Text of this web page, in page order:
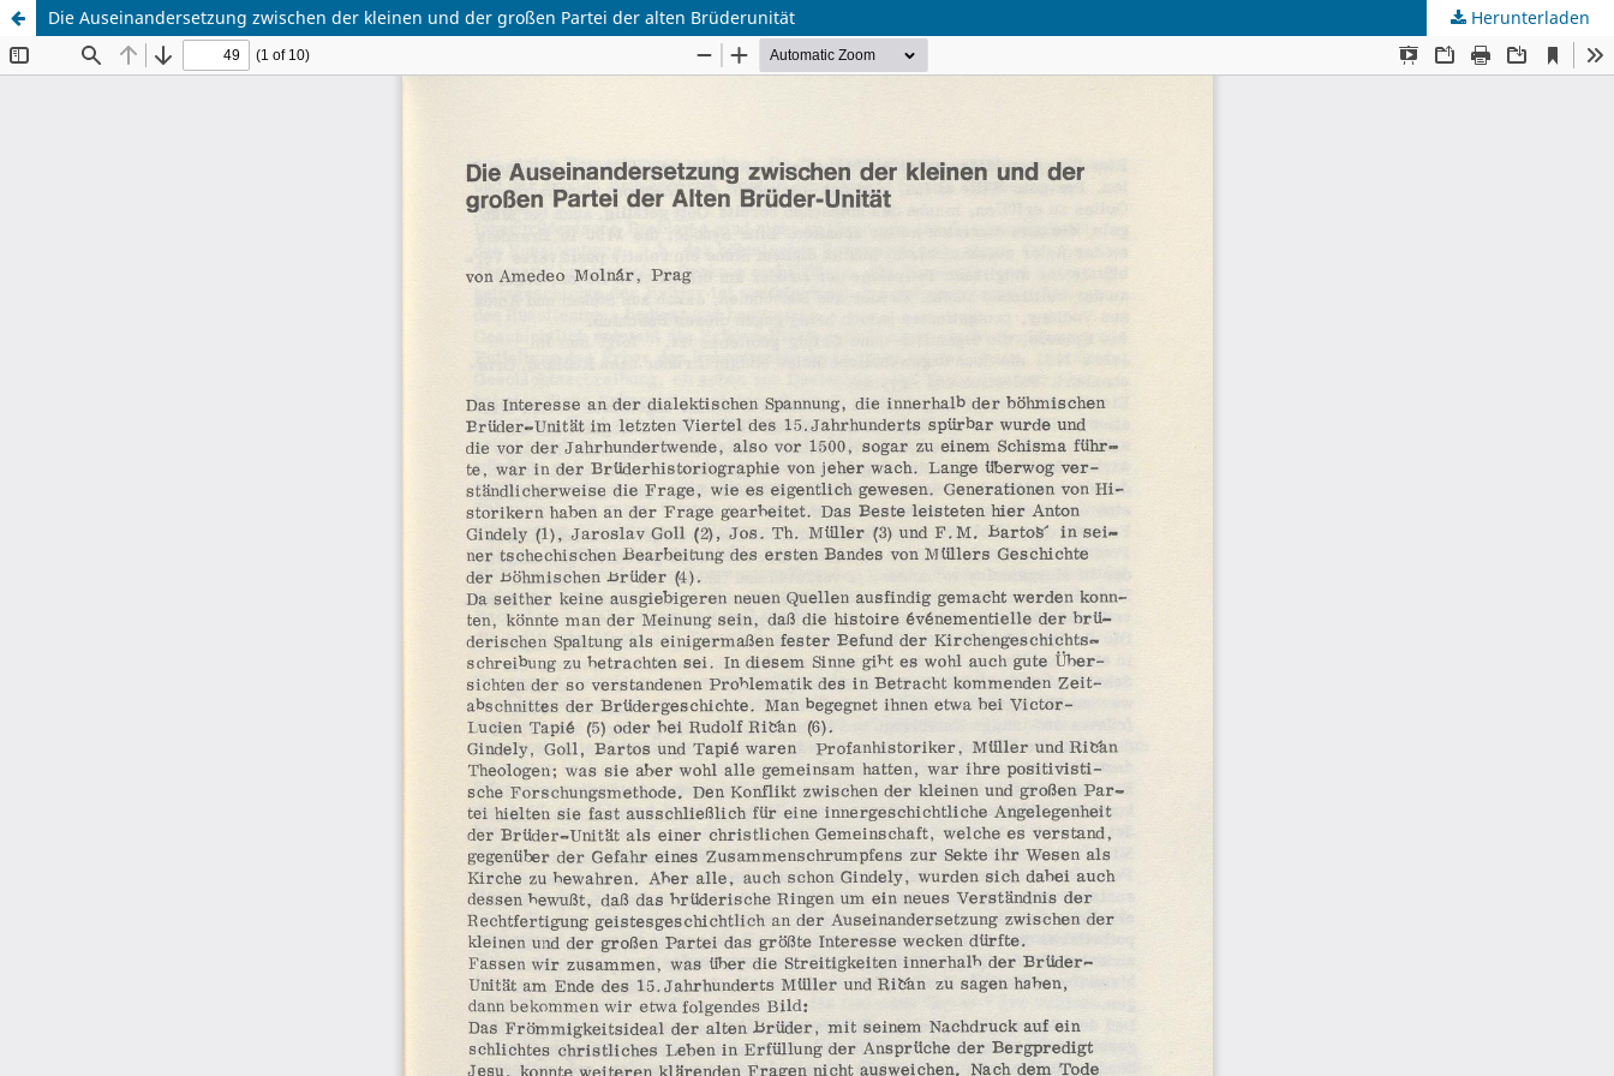
Die Auseinandersetzung zwischen der kleinen und der großen Partei der alten Brüderunität Herunterladen